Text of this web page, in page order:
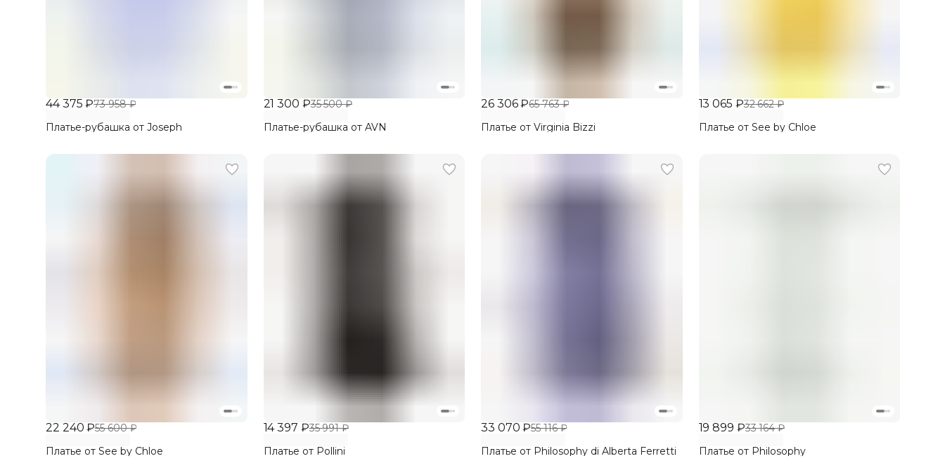
44 375 ₽73 958 ₽
Платье-рубашка от Joseph
21 300 ₽35 500 ₽
Платье-рубашка от AVN
26 306 ₽65 763 ₽
Платье от Virginia Bizzi
13 065 ₽32 662 ₽
Платье от See by Chloe
22 240 ₽55 600 ₽
Платье от See by Chloe
14 397 ₽35 991 ₽
Платье от Pollini
33 070 ₽55 116 ₽
Платье от Philosophy di Alberta Ferretti
19 899 ₽33 164 ₽
Платье от Philosophy